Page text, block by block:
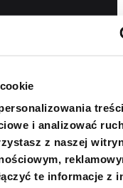
i analizować
z naszej
te informacje z
naszych planach,